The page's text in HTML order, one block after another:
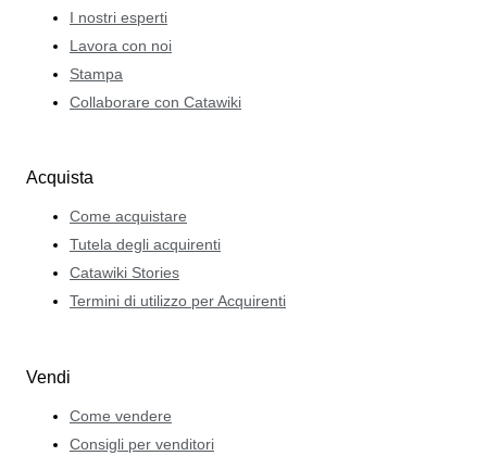
I nostri esperti
Lavora con noi
Stampa
Collaborare con Catawiki
Acquista
Come acquistare
Tutela degli acquirenti
Catawiki Stories
Termini di utilizzo per Acquirenti
Vendi
Come vendere
Consigli per venditori